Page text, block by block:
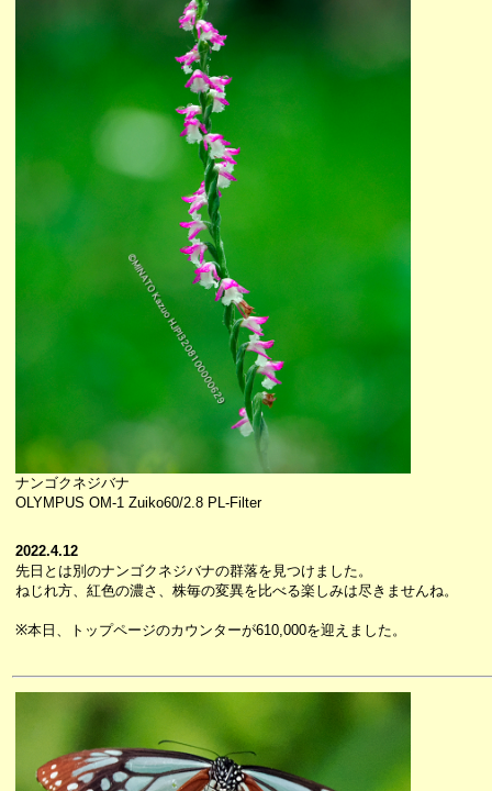
ナンゴクネジバナ
OLYMPUS OM-1 Zuiko60/2.8 PL-Filter
2022.4.12
先日とは別のナンゴクネジバナの群落を見つけました。
ねじれ方、紅色の濃さ、株毎の変異を比べる楽しみは尽きませんね。
※本日、トップページのカウンターが610,000を迎えました。